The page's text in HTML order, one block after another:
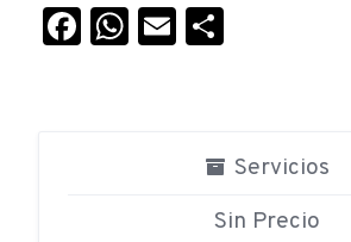
Facebook
WhatsApp
Email
Servicios
Sin Precio